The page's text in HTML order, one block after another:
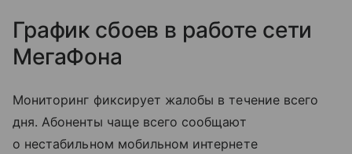
График сбоев в работе сети
МегаФона
Мониторинг фиксирует жалобы в течение всего
дня. Абоненты чаще всего сообщают
о нестабильном мобильном интернете